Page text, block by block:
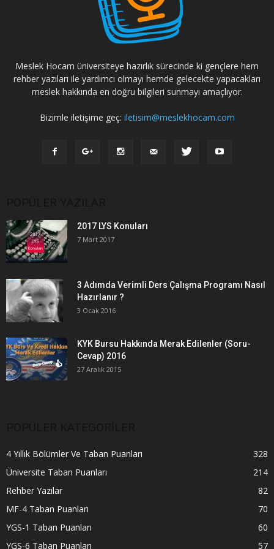
Meslek Hocam üniversiteye hazırlık sürecinde ki gençlere hem
rehber yazıları ile yardımcı olmayı hemde gelecekte yapacakları
meslek hakkında en doğru bilgileri sunmayı amaçlıyor.
Bizimle iletişime geç: iletisim@meslekhocam.com
2017 LYS Konuları
7 Mart 2017
3 Adımda Verimli Ders Çalışma Programı Nasıl
Hazırlanır ?
3 Ocak 2016
KYK Bursu Hakkında Merak Edilenler (Soru-
Cevap) 2016
27 Aralık 2015
4 Yıllık Bölümler Ve Taban Puanları
328
Üniversite Taban Puanları
214
Rehber Yazılar
82
MF-4 Taban Puanları
70
YGS-1 Taban Puanları
60
YGS-6 Taban Puanları
57